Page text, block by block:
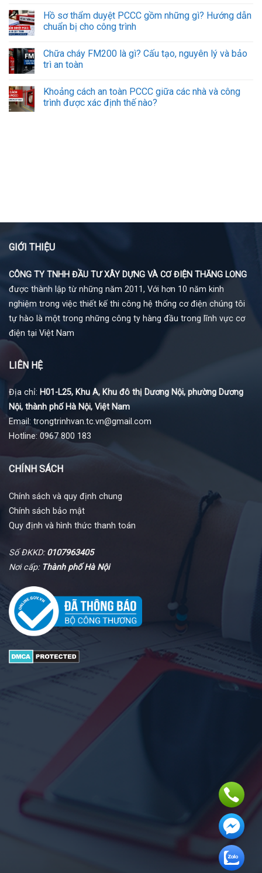
Hồ sơ thẩm duyệt PCCC gồm những gì? Hướng dẫn
chuẩn bị cho công trình
Chữa cháy FM200 là gì? Cấu tạo, nguyên lý và bảo
trì an toàn
Khoảng cách an toàn PCCC giữa các nhà và công
trình được xác định thế nào?
GIỚI THIỆU
CÔNG TY TNHH ĐẦU TƯ XÂY DỰNG VÀ CƠ ĐIỆN THĂNG LONG
được thành lập từ những năm 2011, Với hơn 10 năm kinh
nghiệm trong việc thiết kế thi công hệ thống cơ điện chúng tôi
tự hào là một trong những công ty hàng đầu trong lĩnh vực cơ
điện tại Việt Nam
LIÊN HỆ
Địa chỉ: H01-L25, Khu A, Khu đô thị Dương Nội, phường Dương
Nội, thành phố Hà Nội, Việt Nam
Email: trongtrinhvan.tc.vn@gmail.com
Hotline: 0967 800 183
CHÍNH SÁCH
Chính sách và quy định chung
Chính sách bảo mật
Quy định và hình thức thanh toán
Số ĐKKD:0107963405
Nơi cấp: Thành phố Hà Nội